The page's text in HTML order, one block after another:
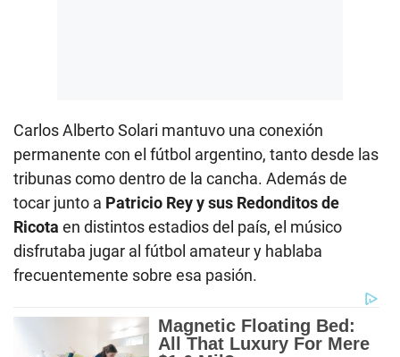
Carlos Alberto Solari mantuvo una conexión
permanente con el fútbol argentino, tanto desde las
tribunas como dentro de la cancha. Además de
tocar junto a Patricio Rey y sus Redonditos de
Ricota en distintos estadios del país, el músico
disfrutaba jugar al fútbol amateur y hablaba
frecuentemente sobre esa pasión.